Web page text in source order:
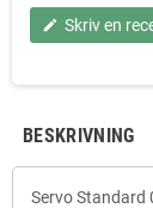
edit Skriv en
BESKRIVNING
Servo Standard